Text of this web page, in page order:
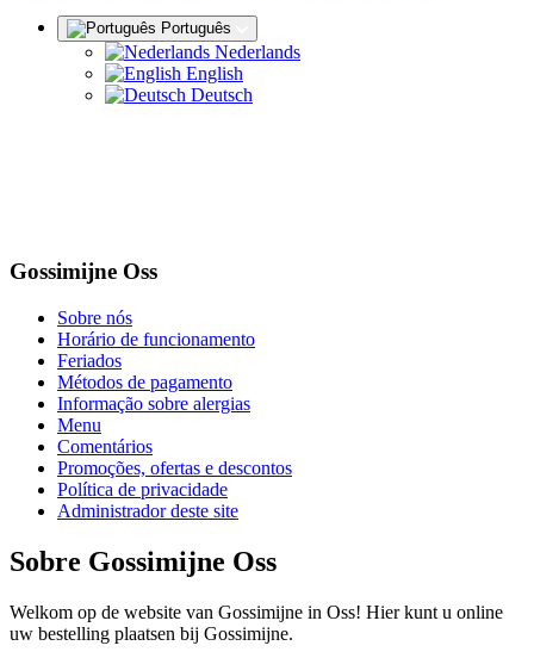
Português
Nederlands
English
Deutsch
Gossimijne Oss
Sobre nós
Horário de funcionamento
Feriados
Métodos de pagamento
Informação sobre alergias
Menu
Comentários
Promoções, ofertas e descontos
Política de privacidade
Administrador deste site
Sobre Gossimijne Oss
Welkom op de website van Gossimijne in Oss! Hier kunt u online
uw bestelling plaatsen bij Gossimijne.